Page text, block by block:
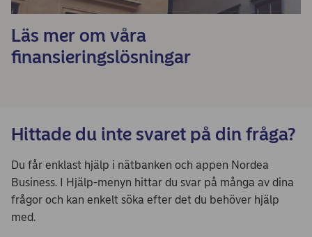
Läs mer om våra
finansieringslösningar
Hittade du inte svaret på din fråga?
Du får enklast hjälp i nätbanken och appen Nordea
Business. I Hjälp-menyn hittar du svar på många av dina
frågor och kan enkelt söka efter det du behöver hjälp
med.